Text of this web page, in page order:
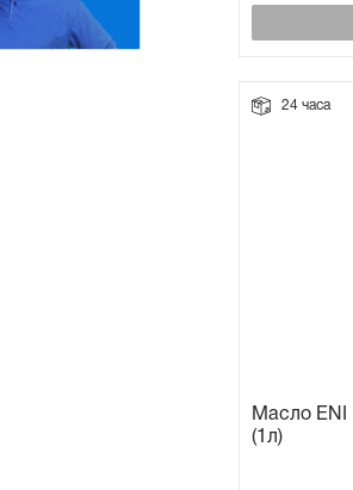
24 часа
Масло ENI
(1л)